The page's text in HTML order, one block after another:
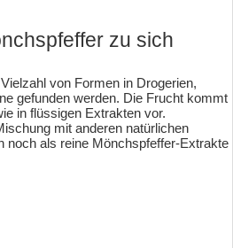
zu sich
von Formen in Drogerien,
gefunden werden. Die Frucht kommt
in flüssigen Extrakten vor.
mit anderen natürlichen
noch als reine Mönchspfeffer-Extrakte